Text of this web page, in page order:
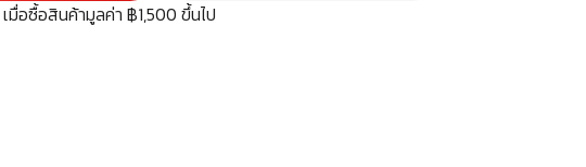
เมื่อซื้อสินค้ามูลค่า ฿1,500 ขึ้นไป